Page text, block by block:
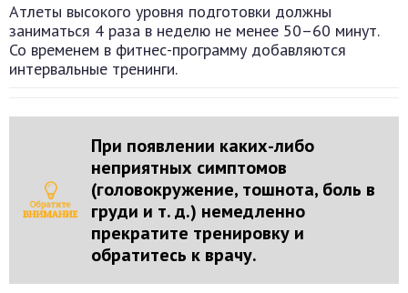
Атлеты высокого уровня подготовки должны
заниматься 4 раза в неделю не менее 50–60 минут.
Со временем в фитнес-программу добавляются
интервальные тренинги.
При появлении каких-либо
неприятных симптомов
(головокружение, тошнота, боль в
груди и т. д.) немедленно
прекратите тренировку и
обратитесь к врачу.